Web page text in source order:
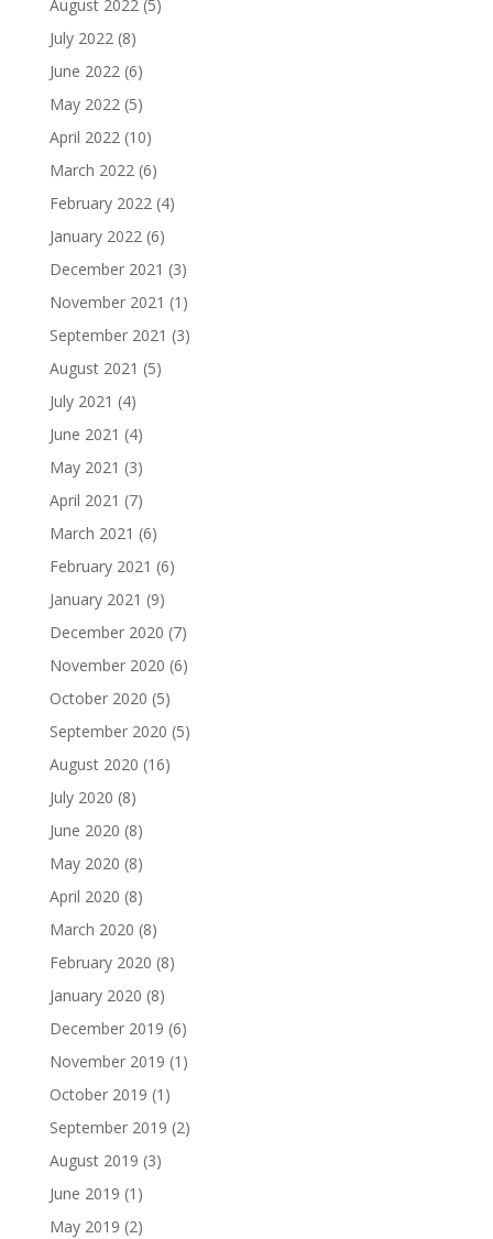
August 2022(5)
July 2022(8)
June 2022(6)
May 2022(5)
April 2022(10)
March 2022(6)
February 2022(4)
January 2022(6)
December 2021 (3)
November 2021 (1)
September 2021 (3)
August 2021 (5)
July 2021 (4)
June 2021 (4)
May 2021 (3)
April 2021 (7)
March 2021 (6)
February 2021 (6)
January 2021 (9)
December 2020 (7)
November 2020 (6)
October 2020 (5)
September 2020 (5)
August 2020 (16)
July 2020 (8)
June 2020 (8)
May 2020 (8)
April 2020 (8)
March 2020 (8)
February 2020 (8)
January 2020 (8)
December 2019 (6)
November 2019 (1)
October 2019 (1)
September 2019 (2)
August 2019 (3)
June 2019 (1)
May 2019 (2)